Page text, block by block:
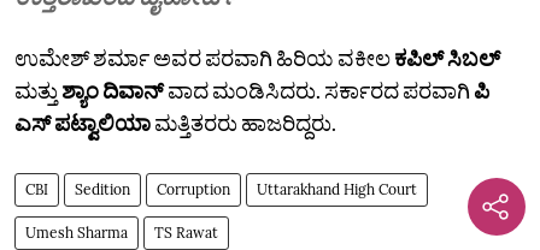
ಉಮೇಶ್‌ ಶರ್ಮಾ ಅವರ ಪರವಾಗಿ ಹಿರಿಯ ವಕೀಲಕಪಿಲ್‌ ಸಿಬಲ್‌
ಮತ್ತು ಶ್ಯಾಂ ದಿವಾನ್ವಾದ ಮಂಡಿಸಿದರು. ಸರ್ಕಾರದ ಪರವಾಗಿಪಿ
ಎಸ್‌ ಪಟ್ವಾಲಿಯಾಮತ್ತಿತರರು ಹಾಜರಿದ್ದರು.
CBI Sedition Corruption Uttarakhand High Court
Umesh Sharma TS Rawat